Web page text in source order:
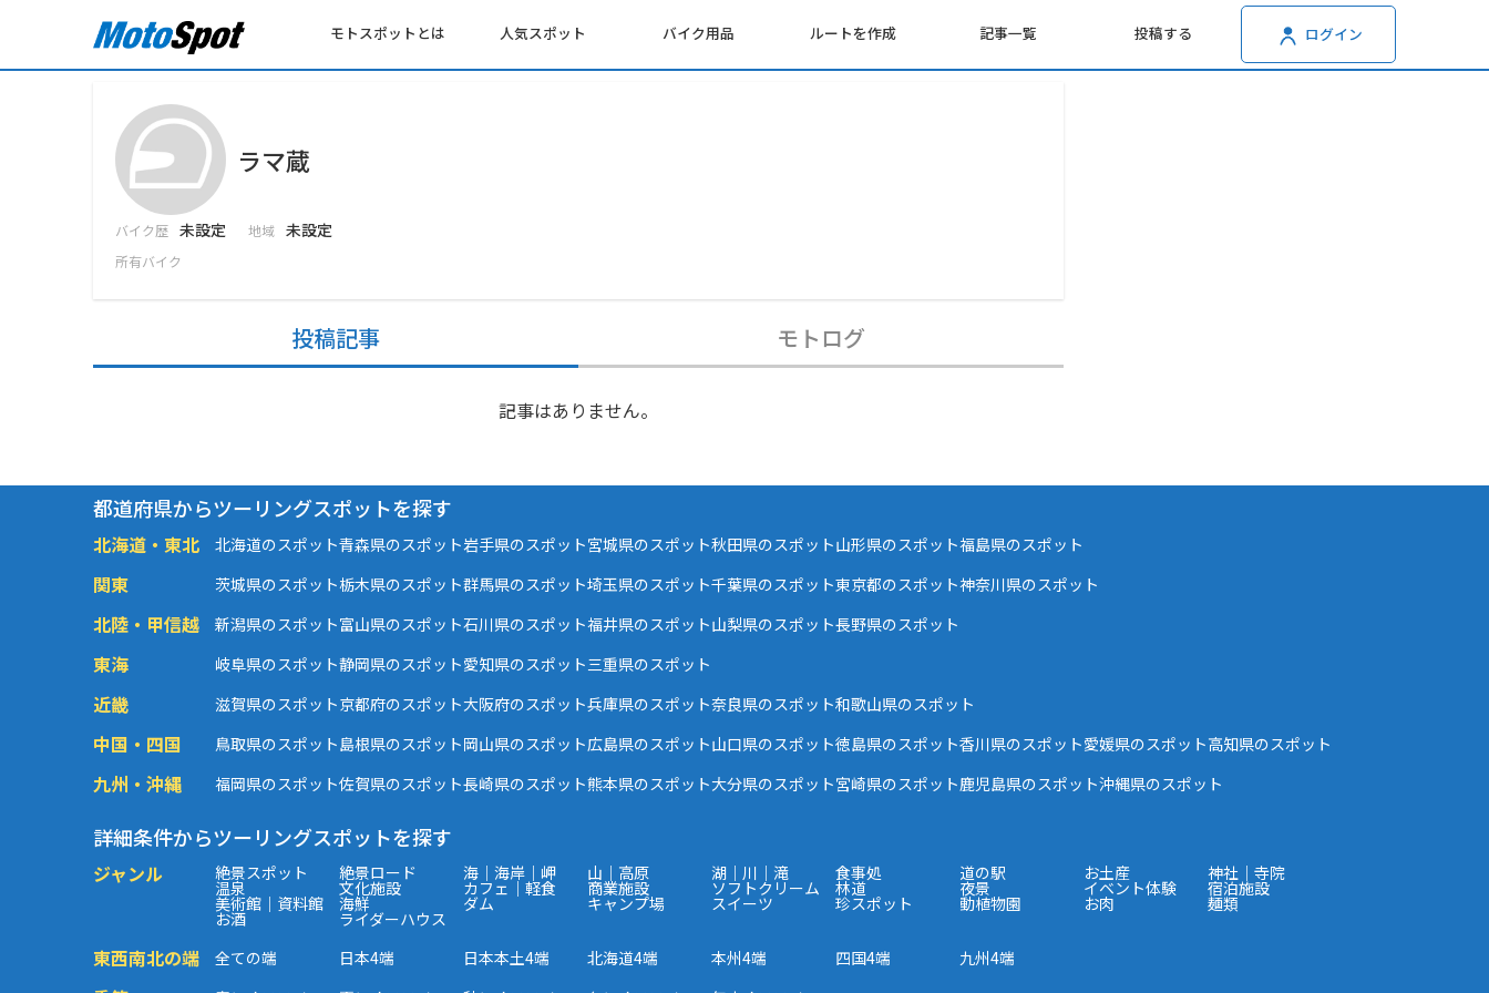
モトスポットとは 人気スポット バイク用品 ルートを作成 記事一覧 投稿する ログイン
ラマ蔵
バイク歴 未設定 地域 未設定
所有バイク
投稿記事 モトログ
記事はありません。
都道府県からツーリングスポットを探す
北海道・東北 北海道のスポット青森県のスポット岩手県のスポット宮城県のスポット秋田県のスポット山形県のスポット福島県のスポット
関東 茨城県のスポット栃木県のスポット群馬県のスポット埼玉県のスポット千葉県のスポット東京都のスポット神奈川県のスポット
北陸・甲信越 新潟県のスポット富山県のスポット石川県のスポット福井県のスポット山梨県のスポット長野県のスポット
東海 岐阜県のスポット静岡県のスポット愛知県のスポット三重県のスポット
近畿 滋賀県のスポット京都府のスポット大阪府のスポット兵庫県のスポット奈良県のスポット和歌山県のスポット
中国・四国 鳥取県のスポット島根県のスポット岡山県のスポット広島県のスポット山口県のスポット徳島県のスポット香川県のスポット愛媛県のスポット高知県のスポット
九州・沖縄 福岡県のスポット佐賀県のスポット長崎県のスポット熊本県のスポット大分県のスポット宮崎県のスポット鹿児島県のスポット沖縄県のスポット
詳細条件からツーリングスポットを探す
ジャンル 絶景スポット 絶景ロード 海｜海岸｜岬 山｜高原 湖｜川｜滝 食事処 道の駅 お土産 神社｜寺院
温泉 文化施設 カフェ｜軽食 商業施設 ソフトクリーム 林道 夜景 イベント体験 宿泊施設
美術館｜資料館 海鮮 ダム キャンプ場 スイーツ 珍スポット 動植物園 お肉 麺類
お酒 ライダーハウス
東西南北の端 全ての端 日本4端 日本本土4端 北海道4端 本州4端 四国4端 九州4端